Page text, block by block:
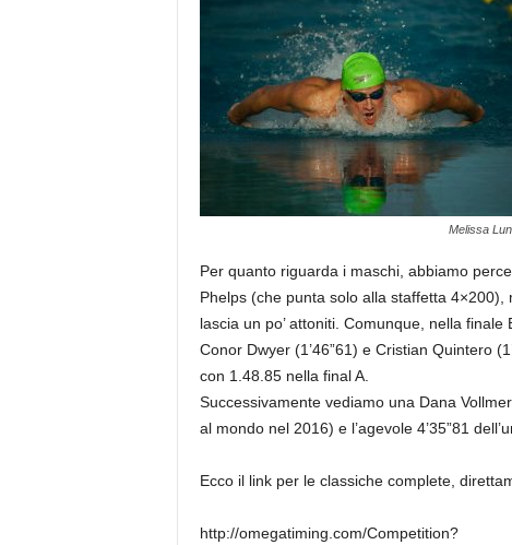
Melissa
Per quanto riguarda i maschi, abbiamo
Phelps (che punta solo alla staffetta 4×200),
lascia un po’ attoniti. Comunque, nella
Conor Dwyer (1’46”61) e Cristian Quintero
con 1.48.85 nella final A.
Successivamente vediamo una Dana
al mondo nel 2016) e l’agevole 4’35”81
Ecco il link per le classiche complete,
http://omegatiming.com/Competition?